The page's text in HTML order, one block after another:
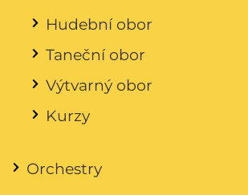
Hudební obor
Taneční obor
Výtvarný obor
Kurzy
Orchestry